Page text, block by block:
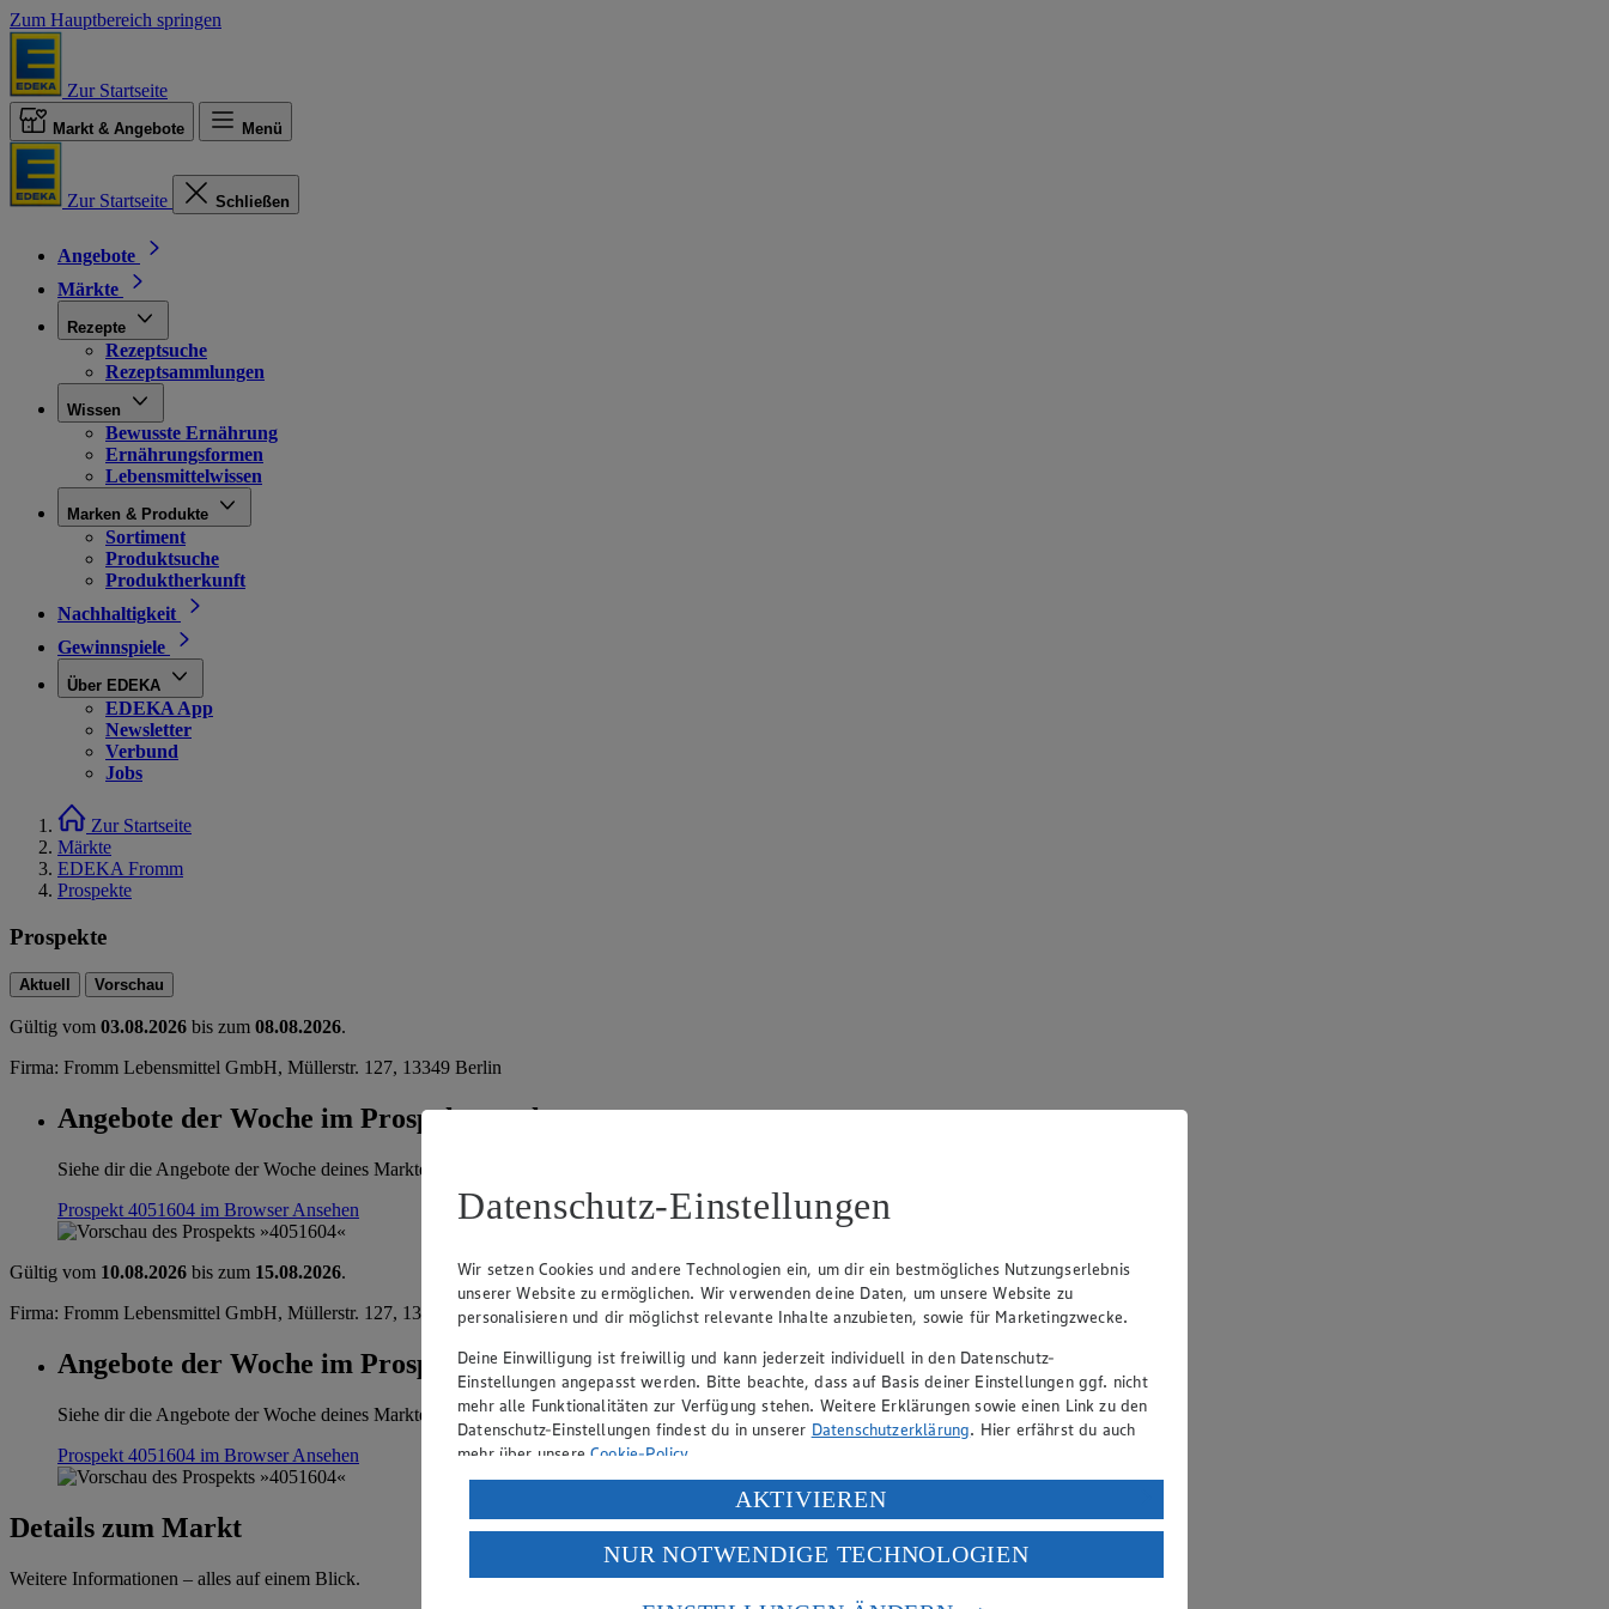
Zum Hauptbereich springen
Zur Startseite
Markt & Angebote Menü
Zur Startseite Schließen
Angebote
Märkte
Rezepte
Rezeptsuche
Rezeptsammlungen
Wissen
Bewusste Ernährung
Ernährungsformen
Lebensmittelwissen
Marken & Produkte
Sortiment
Produktsuche
Produktherkunft
Nachhaltigkeit
Gewinnspiele
Über EDEKA
EDEKA App
Newsletter
Verbund
Jobs
Zur Startseite
Märkte
EDEKA Fromm
Prospekte
Prospekte
Aktuell Vorschau
Gültig vom 03.08.2026 bis zum 08.08.2026.
Firma: Fromm Lebensmittel GmbH, Müllerstr. 127, 13349 Berlin
Angebote der Woche im Prospekt ansehen
Siehe dir die Angebote der Woche deines Marktes im digitalen Blätterkatalog an.
Prospekt 4051604 im BrowserAnsehen
Gültig vom 10.08.2026 bis zum 15.08.2026.
Firma: Fromm Lebensmittel GmbH, Müllerstr. 127, 13349 Berlin
Angebote der Woche im Prospekt ansehen
Siehe dir die Angebote der Woche deines Marktes im digitalen Blätterkatalog an.
Prospekt 4051604 im BrowserAnsehen
Details zum Markt
Weitere Informationen – alles auf einem Blick.
Datenschutz-Einstellungen
Wir setzen Cookies und andere Technologien ein, um dir ein bestmögliches Nutzungserlebnis
unserer Website zu ermöglichen. Wir verwenden deine Daten, um unsere Website zu
personalisieren und dir möglichst relevante Inhalte anzubieten, sowie für Marketingzwecke.
Deine Einwilligung ist freiwillig und kann jederzeit individuell in den Datenschutz-
Einstellungen angepasst werden. Bitte beachte, dass auf Basis deiner Einstellungen ggf. nicht
mehr alle Funktionalitäten zur Verfügung stehen. Weitere Erklärungen sowie einen Link zu den
Datenschutz-Einstellungen findest du in unserer Datenschutzerklärung. Hier erfährst du auch
mehr über unsereCookie-Policy.
Verarbeitung deiner personenbezogenen Daten in den USA durch Facebook und YouTube:
Wenn du auf „Aktivieren“ klickst, willigst du im Sinne des Art. 49 Abs. 1 Satz 1 lit. a) DSGVO
ein, dass deine Daten in den USA verarbeitet werden. Der EuGH sieht die USA als Land mit
einem nach europäischen Standards nicht angemessenen Datenschutzniveau an. Es besteht das
AKTIVIEREN
NUR NOTWENDIGE TECHNOLOGIEN